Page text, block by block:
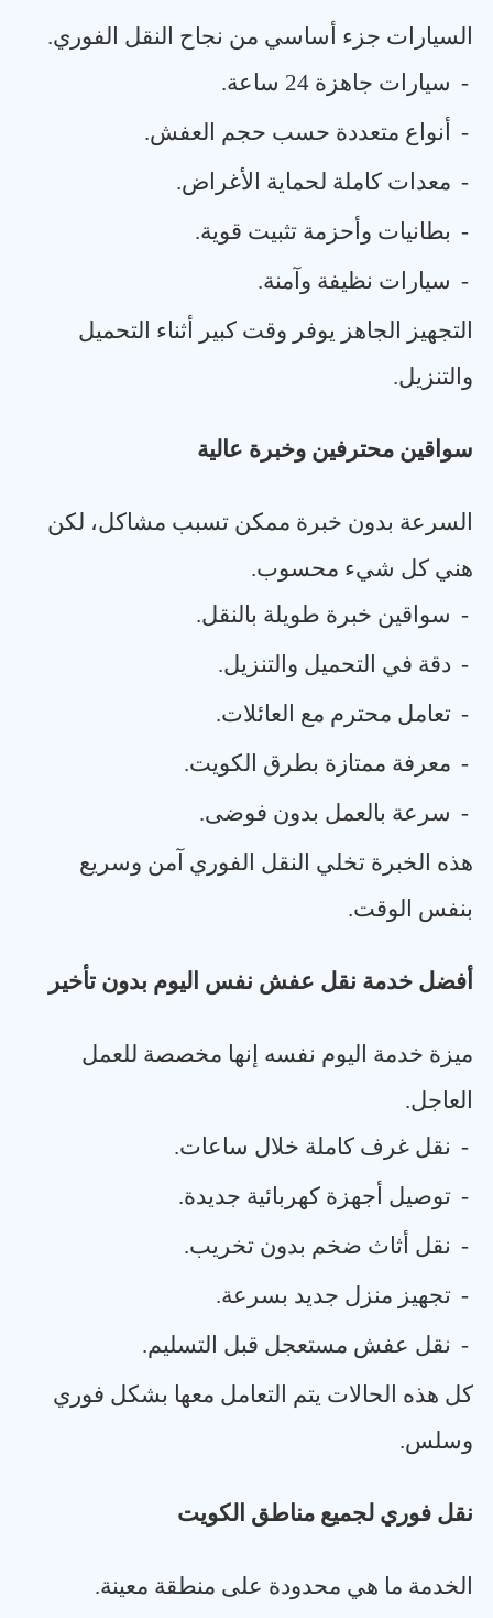
السيارات جزء أساسي من نجاح النقل الفوري.
- سيارات جاهزة 24 ساعة
.
-
أنواع متعددة حسب حجم العفش.
- معدات كاملة لحماية الأغراض.
- بطانيات وأحزمة تثبيت قوية.
- سيارات نظيفة وآمنة.
التجهيز الجاهز يوفر وقت كبير أثناء التحميل
والتنزيل.
سواقين محترفين وخبرة عالية
السرعة بدون خبرة ممكن تسبب مشاكل، لكن
هني كل شيء محسوب.
- سواقين خبرة طويلة بالنقل.
- دقة في التحميل والتنزيل.
- تعامل محترم مع العائلات.
- معرفة ممتازة بطرق الكويت.
- سرعة بالعمل بدون فوضى.
هذه الخبرة تخلي النقل الفوري آمن وسريع
بنفس الوقت.
أفضل خدمة نقل عفش نفس اليوم بدون تأخير
ميزة خدمة اليوم نفسه إنها مخصصة للعمل
العاجل.
- نقل غرف كاملة خلال ساعات.
- توصيل أجهزة كهربائية جديدة.
- نقل أثاث ضخم بدون تخريب.
- تجهيز منزل جديد بسرعة.
- نقل عفش مستعجل قبل التسليم.
كل هذه الحالات يتم التعامل معها بشكل فوري
وسلس.
نقل فوري لجميع مناطق الكويت
الخدمة ما هي محدودة على منطقة معينة.